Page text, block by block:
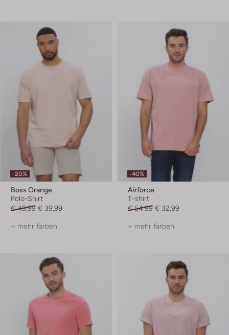
-20%
Boss Orange
Polo-Shirt
€ 49,99 € 39,99
+ mehr farben
-40%
Airforce
T-shirt
€ 54,99 € 32,99
+ mehr farben